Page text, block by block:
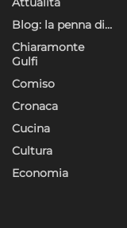
Blog: la penna di…
Chiaramonte
Gulfi
Comiso
Cronaca
Cucina
Cultura
Economia